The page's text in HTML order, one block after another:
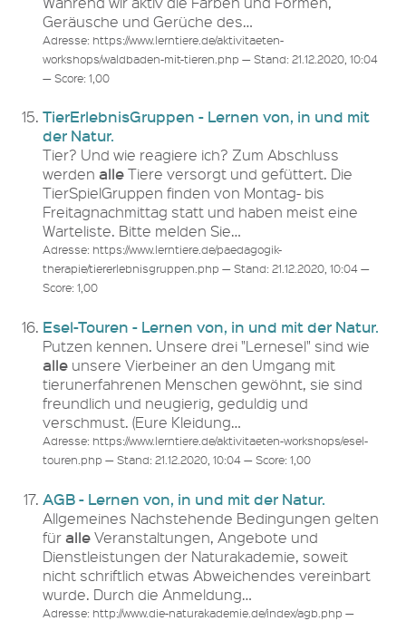
Geräusche und Gerüche des…
Adresse: https://www.lerntiere.de/aktivitaeten-
workshops/waldbaden-mit-tieren.php — Stand: 21.12.2020, 10:04
— Score: 1,00
TierErlebnisGruppen - Lernen von, in und mit
der Natur.
Tier? Und wie reagiere ich? Zum Abschluss
werden alleTiere versorgt und gefüttert. Die
TierSpielGruppen finden von Montag- bis
Freitagnachmittag statt und haben meist eine
Warteliste. Bitte melden Sie…
Adresse: https://www.lerntiere.de/paedagogik-
therapie/tiererlebnisgruppen.php — Stand: 21.12.2020, 10:04 —
Score: 1,00
Esel-Touren - Lernen von, in und mit der Natur.
Putzen kennen. Unsere drei "Lernesel" sind wie
alleunsere Vierbeiner an den Umgang mit
tierunerfahrenen Menschen gewöhnt, sie sind
freundlich und neugierig, geduldig und
verschmust. (Eure Kleidung…
Adresse: https://www.lerntiere.de/aktivitaeten-workshops/esel-
touren.php — Stand: 21.12.2020, 10:04 — Score: 1,00
AGB - Lernen von, in und mit der Natur.
Allgemeines Nachstehende Bedingungen gelten
füralleVeranstaltungen, Angebote und
Dienstleistungen der Naturakademie, soweit
nicht schriftlich etwas Abweichendes vereinbart
wurde. Durch die Anmeldung…
Adresse: http://www.die-naturakademie.de/index/agb.php —